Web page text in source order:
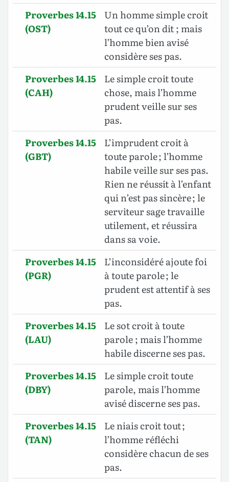
Proverbes 14.15
(OST)
Un homme simple croit
tout ce qu’on dit ; mais
l’homme bien avisé
considère ses pas.
Proverbes 14.15
(CAH)
Le simple croit toute
chose, mais l’homme
prudent veille sur ses
pas.
Proverbes 14.15
(GBT)
L’imprudent croit à
toute parole ; l’homme
habile veille sur ses pas.
Rien ne réussit à l’enfant
qui n’est pas sincère ; le
serviteur sage travaille
utilement, et réussira
dans sa voie.
Proverbes 14.15
(PGR)
L’inconsidéré ajoute foi
à toute parole ; le
prudent est attentif à ses
pas.
Proverbes 14.15
(LAU)
Le sot croit à toute
parole ; mais l’homme
habile discerne ses pas.
Proverbes 14.15
(DBY)
Le simple croit toute
parole, mais l’homme
avisé discerne ses pas.
Proverbes 14.15
(TAN)
Le niais croit tout ;
l’homme réfléchi
considère chacun de ses
pas.